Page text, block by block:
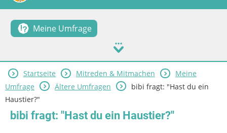
Meine Umfrage
Startseite Mitreden & Mitmachen
Meine
Umfrage
Ältere Umfragen
bibi fragt: "Hast du ein
Haustier?"
bibi fragt: "Hast du ein Haustier?"